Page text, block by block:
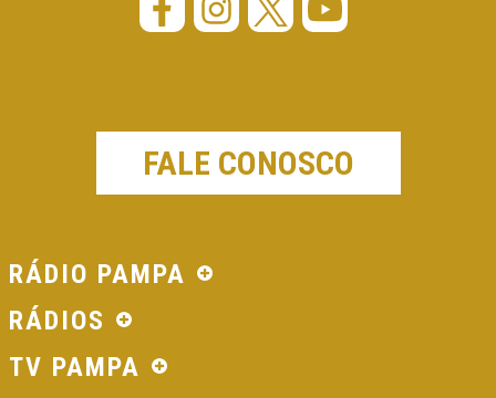
FALE CONOSCO
RÁDIO PAMPA
RÁDIOS
TV PAMPA